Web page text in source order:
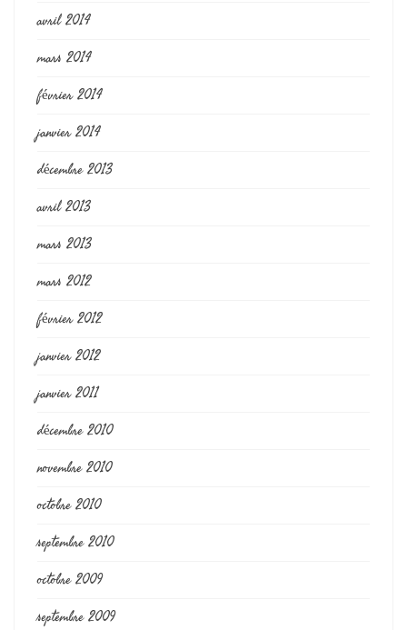
avril 2014
mars 2014
février 2014
janvier 2014
décembre 2013
avril 2013
mars 2013
mars 2012
février 2012
janvier 2012
janvier 2011
décembre 2010
novembre 2010
octobre 2010
septembre 2010
octobre 2009
septembre 2009